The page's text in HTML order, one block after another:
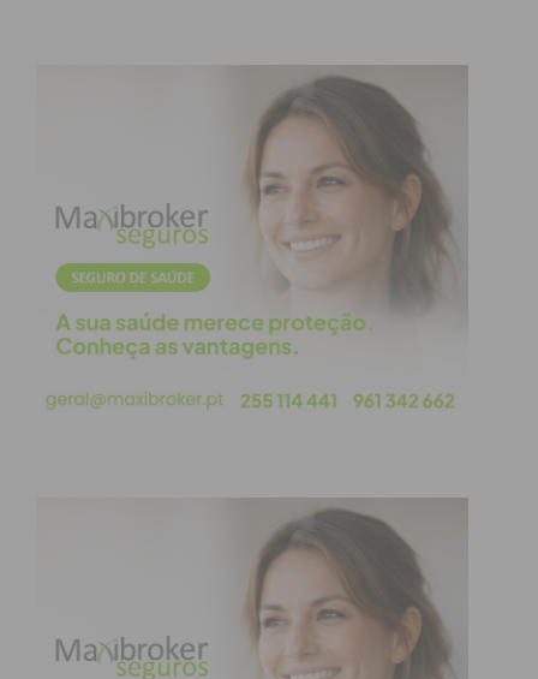
O momento mais denso de significado religioso
Procissão do Senhor dos Passos
O Simbolismo das Águas:
Os “Barcos de
Fogo” no rio não são apenas ornamentais;
representam a purificação e a crença de que a
fé não conhece fronteiras geográficas, unindo
Penafiel, Marco de Canaveses e Castelo de
Paiva numa única prece.
Jesus, carregando a cruz, cruza o olhar com
Sua Mãe. É o auge do drama espiritual, onde a
comunidade partilha a dor da Paixão,
refletindo sobre o sacrifício e o amor
incondicional.